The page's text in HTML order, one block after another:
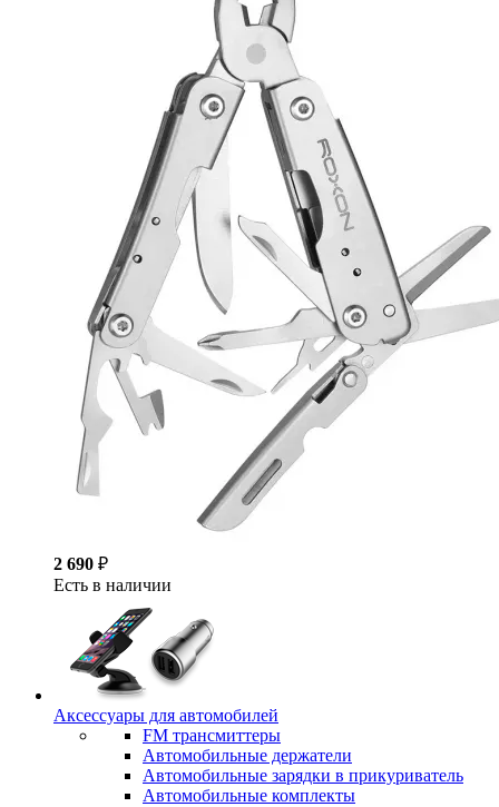
2 690 ₽
Есть в наличии
Аксессуары для автомобилей
FM трансмиттеры
Автомобильные держатели
Автомобильные зарядки в прикуриватель
Автомобильные комплекты